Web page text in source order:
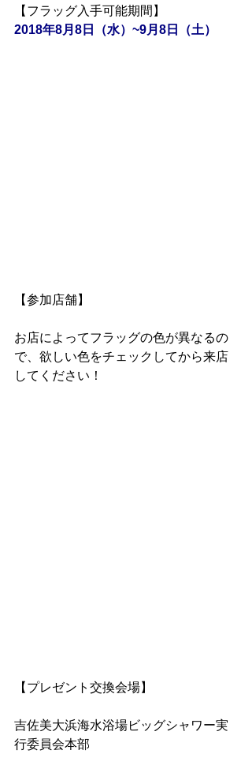
【フラッグ入手可能期間】
2018年8月8日（水）~9月8日（土）
【参加店舗】
お店によってフラッグの色が異なるの
で、欲しい色をチェックしてから来店
してください！
【プレゼント交換会場】
吉佐美大浜海水浴場ビッグシャワー実
行委員会本部